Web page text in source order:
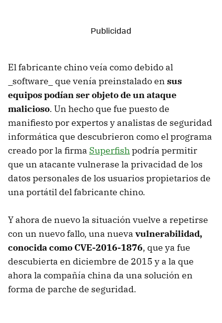
El fabricante chino veía como debido al
_software_ que venía preinstalado en sus
equipos podían ser objeto de un ataque
malicioso. Un hecho que fue puesto de
manifiesto por expertos y analistas de seguridad
informática que descubrieron como el programa
creado por la firma Superfishpodría permitir
que un atacante vulnerase la privacidad de los
datos personales de los usuarios propietarios de
una portátil del fabricante chino.
Y ahora de nuevo la situación vuelve a repetirse
con un nuevo fallo, una nueva vulnerabilidad,
conocida como CVE-2016-1876, que ya fue
descubierta en diciembre de 2015 y a la que
ahora la compañía china da una solución en
forma de parche de seguridad.